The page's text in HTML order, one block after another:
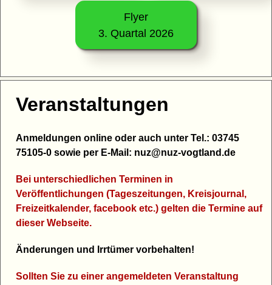
Flyer
3. Quartal 2026
Veranstaltungen
Anmeldungen online oder auch unter Tel.: 03745
75105-0 sowie per E-Mail: nuz@nuz-vogtland.de
Bei unterschiedlichen Terminen in
Veröffentlichungen (Tageszeitungen, Kreisjournal,
Freizeitkalender, facebook etc.) gelten die Termine auf
dieser Webseite.
Änderungen und Irrtümer vorbehalten!
Sollten Sie zu einer angemeldeten Veranstaltung